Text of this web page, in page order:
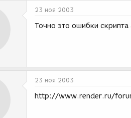
23 ноя 2003
Точно это ошибки скрипта
23 ноя 2003
http://www.render.ru/